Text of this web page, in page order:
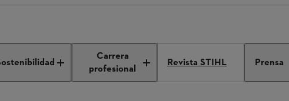
Carrera
profesional
Revista STIHL Prensa